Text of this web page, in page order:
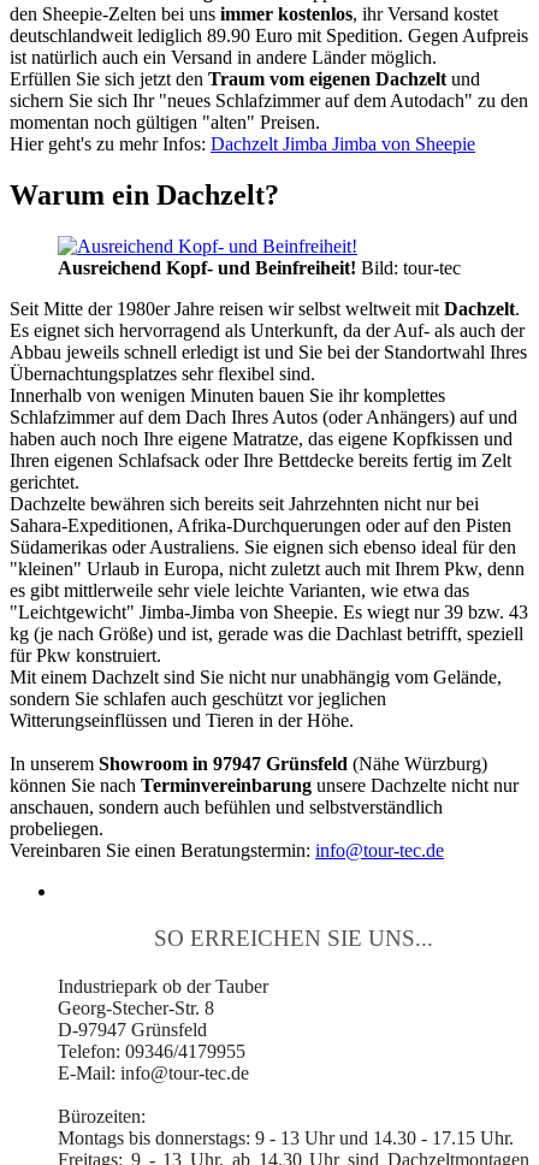
den Sheepie-Zelten bei uns immer kostenlos, ihr Versand kostet
deutschlandweit lediglich 89.90 Euro mit Spedition. Gegen Aufpreis
ist natürlich auch ein Versand in andere Länder möglich.
Erfüllen Sie sich jetzt den Traum vom eigenen Dachzelt und
sichern Sie sich Ihr "neues Schlafzimmer auf dem Autodach" zu den
momentan noch gültigen "alten" Preisen.
Hier geht's zu mehr Infos: Dachzelt Jimba Jimba von Sheepie
Warum ein Dachzelt?
Ausreichend Kopf- und Beinfreiheit! Bild: tour-tec
Seit Mitte der 1980er Jahre reisen wir selbst weltweit mit Dachzelt.
Es eignet sich hervorragend als Unterkunft, da der Auf- als auch der
Abbau jeweils schnell erledigt ist und Sie bei der Standortwahl Ihres
Übernachtungsplatzes sehr flexibel sind.
Innerhalb von wenigen Minuten bauen Sie ihr komplettes
Schlafzimmer auf dem Dach Ihres Autos (oder Anhängers) auf und
haben auch noch Ihre eigene Matratze, das eigene Kopfkissen und
Ihren eigenen Schlafsack oder Ihre Bettdecke bereits fertig im Zelt
gerichtet.
Dachzelte bewähren sich bereits seit Jahrzehnten nicht nur bei
Sahara-Expeditionen, Afrika-Durchquerungen oder auf den Pisten
Südamerikas oder Australiens. Sie eignen sich ebenso ideal für den
"kleinen" Urlaub in Europa, nicht zuletzt auch mit Ihrem Pkw, denn
es gibt mittlerweile sehr viele leichte Varianten, wie etwa das
"Leichtgewicht" Jimba-Jimba von Sheepie. Es wiegt nur 39 bzw. 43
kg (je nach Größe) und ist, gerade was die Dachlast betrifft, speziell
für Pkw konstruiert.
Mit einem Dachzelt sind Sie nicht nur unabhängig vom Gelände,
sondern Sie schlafen auch geschützt vor jeglichen
Witterungseinflüssen und Tieren in der Höhe.
In unserem Showroom in 97947 Grünsfeld (Nähe Würzburg)
können Sie nach Terminvereinbarung unsere Dachzelte nicht nur
anschauen, sondern auch befühlen und selbstverständlich
probeliegen.
Vereinbaren Sie einen Beratungstermin: info@tour-tec.de
SO ERREICHEN SIE UNS...
Industriepark ob der Tauber
Georg-Stecher-Str. 8
D-97947 Grünsfeld
Telefon: 09346/4179955
E-Mail: info@tour-tec.de
Bürozeiten:
Montags bis donnerstags: 9 - 13 Uhr und 14.30 - 17.15 Uhr.
Freitags: 9 - 13 Uhr, ab 14.30 Uhr sind Dachzeltmontagen